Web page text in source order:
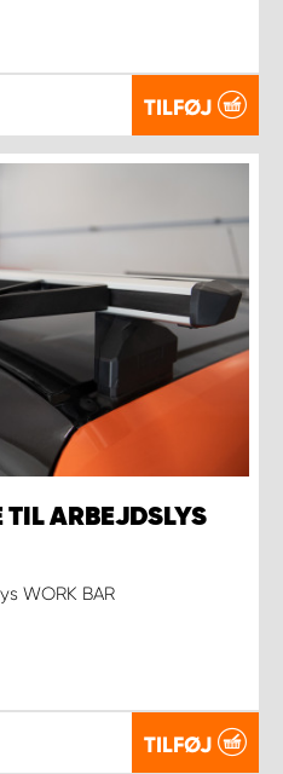
TILFØJ
ARBEJDSLYS
WORK BAR
TILFØJ